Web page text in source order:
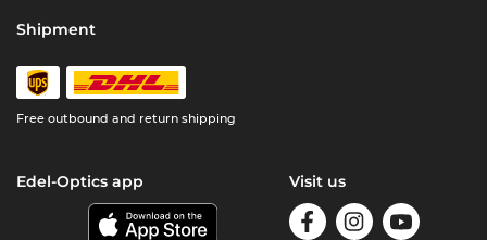
Shipment
Free outbound and return shipping
Edel-Optics app Visit us